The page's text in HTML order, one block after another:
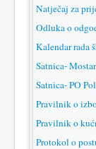
Natječaj za
Odluka o
Kalendar rada
Satnica- Mostar
Satnica- PO
Pravilnik o
Pravilnik o
Protokol o